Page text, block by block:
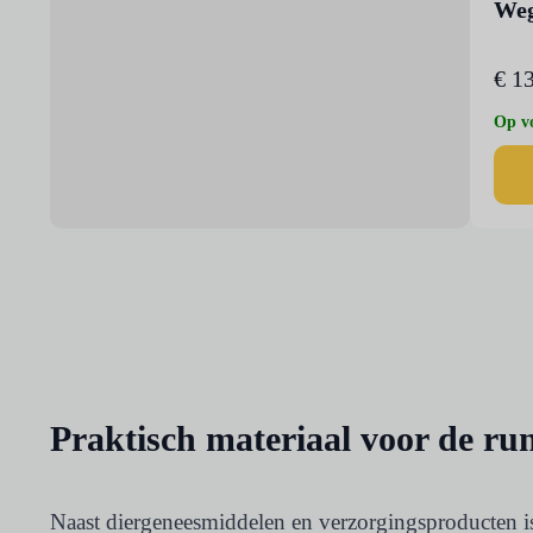
€
Op
Praktisch materiaal voor de
Naast diergeneesmiddelen en